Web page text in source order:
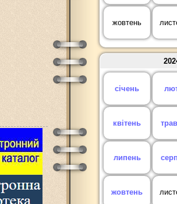
жовтень
січень
квітень
липень
жовтень